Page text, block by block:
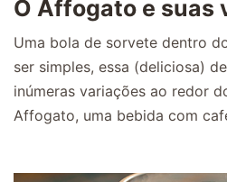
O Affogato e suas
Uma bola de sorvete dentro
ser simples, essa (deliciosa)
inúmeras variações ao redor
Affogato, uma bebida com